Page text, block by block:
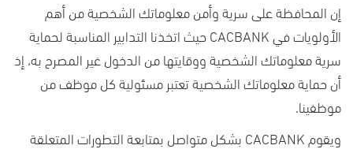
إن المحافظة على سرية وأمن معلوماتك الشخصية من أهم
الأولويات في CACBANK حيث اتخذنا التدابير المناسبة لحماية
سرية معلوماتك الشخصية ووقايتها من الدخول غير المصرح به، إذ
أن حماية معلوماتك الشخصية تعتبر مسئولية كل موظف من
موظفينا.
ويقوم CACBANK بشكل متواصل بمتابعة التطورات المتعلقة